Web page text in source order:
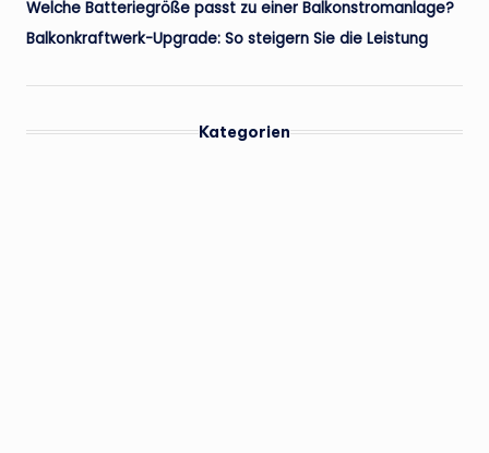
Welche Batteriegröße passt zu einer Balkonstromanlage?
Balkonkraftwerk-Upgrade: So steigern Sie die Leistung
Kategorien